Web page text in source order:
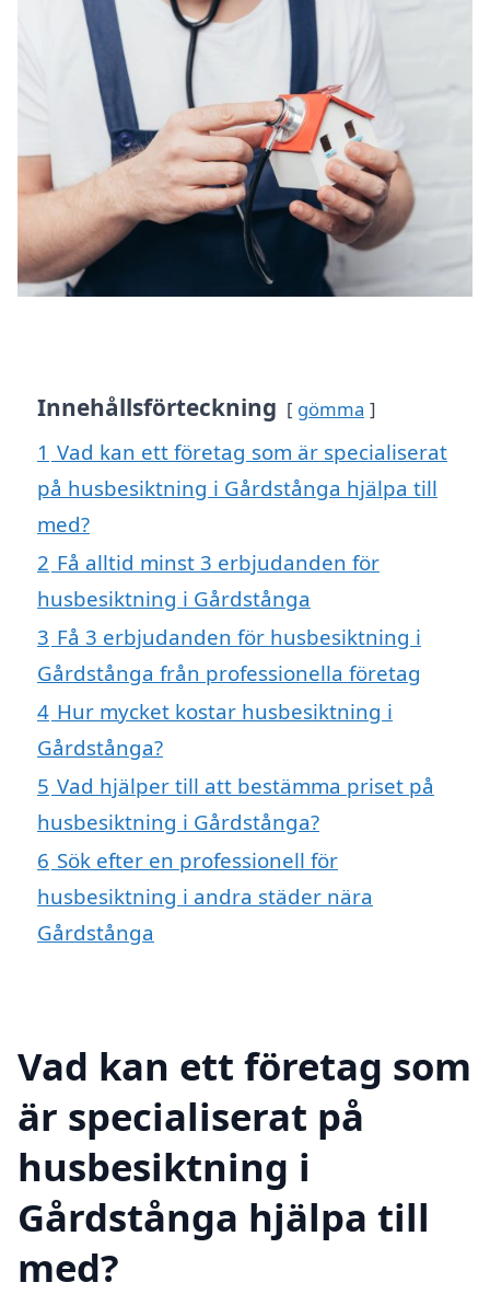
Innehållsförteckning gömma
1 Vad kan ett företag som är specialiserat
på husbesiktning i Gårdstånga hjälpa till
med?
2 Få alltid minst 3 erbjudanden för
husbesiktning i Gårdstånga
3 Få 3 erbjudanden för husbesiktning i
Gårdstånga från professionella företag
4 Hur mycket kostar husbesiktning i
Gårdstånga?
5 Vad hjälper till att bestämma priset på
husbesiktning i Gårdstånga?
6 Sök efter en professionell för
husbesiktning i andra städer nära
Gårdstånga
Vad kan ett företag som
är specialiserat på
husbesiktning i
Gårdstånga hjälpa till
med?